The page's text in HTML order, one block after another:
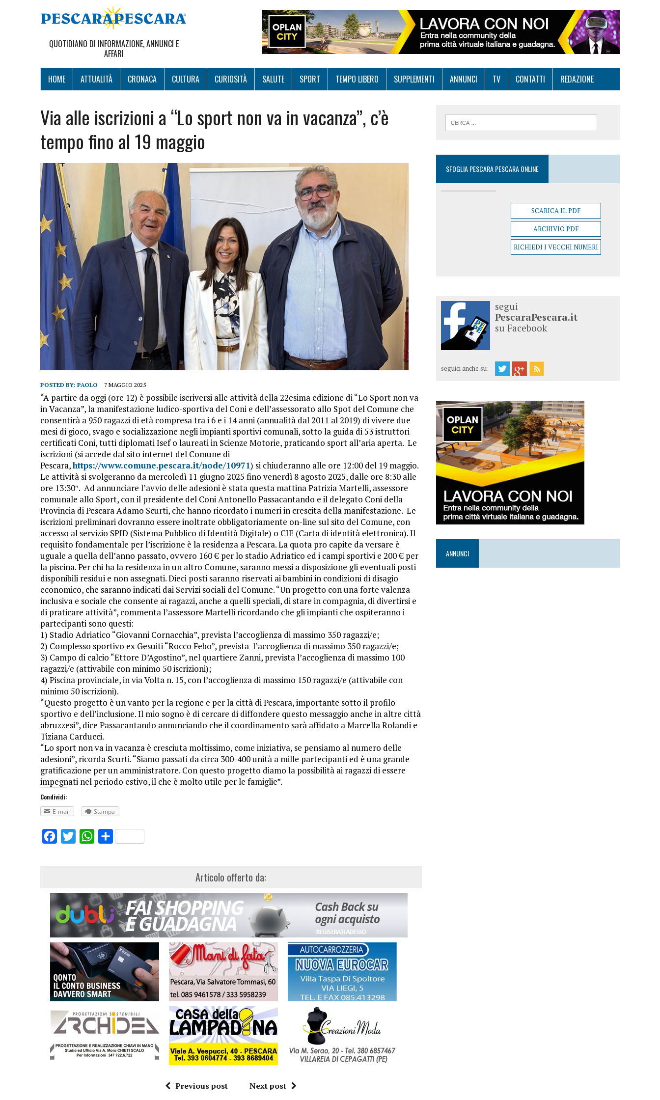
QUOTIDIANO DI INFORMAZIONE, ANNUNCI E
AFFARI
HOME ATTUALITÀ CRONACA CULTURA CURIOSITÀ SALUTE SPORT TEMPO LIBERO SUPPLEMENTI ANNUNCI TV CONTATTI REDAZIONE
Via alle iscrizioni a “Lo sport non va in vacanza”, c’è
tempo fino al 19 maggio
POSTED BY: PAOLO 7 MAGGIO 2025
“A partire da oggi (ore 12) è possibile iscriversi alle attività della 22esima edizione di “Lo Sport non va
in Vacanza”, la manifestazione ludico-sportiva del Coni e dell’assessorato allo Spot del Comune che
consentirà a 950 ragazzi di età compresa tra i 6 e i 14 anni (annualità dal 2011 al 2019) di vivere due
mesi di gioco, svago e socializzazione negli impianti sportivi comunali, sotto la guida di 53 istruttori
certificati Coni, tutti diplomati Isef o laureati in Scienze Motorie, praticando sport all’aria aperta. Le
iscrizioni (si accede dal sito internet del Comune di
Pescara,https://www.comune.pescara.it/node/10971) si chiuderanno alle ore 12:00 del 19 maggio.
Le attività si svolgeranno da mercoledì 11 giugno 2025 fino venerdì 8 agosto 2025, dalle ore 8:30 alle
ore 13:30″. Ad annunciare l’avvio delle adesioni è stata questa mattina Patrizia Martelli, assessore
comunale allo Sport, con il presidente del Coni Antonello Passacantando e il delegato Coni della
Provincia di Pescara Adamo Scurti, che hanno ricordato i numeri in crescita della manifestazione. Le
iscrizioni preliminari dovranno essere inoltrate obbligatoriamente on-line sul sito del Comune, con
accesso al servizio SPID (Sistema Pubblico di Identità Digitale) o CIE (Carta di identità elettronica). Il
requisito fondamentale per l’iscrizione è la residenza a Pescara. La quota pro capite da versare è
uguale a quella dell’anno passato, ovvero 160 € per lo stadio Adriatico ed i campi sportivi e 200 € per
la piscina. Per chi ha la residenza in un altro Comune, saranno messi a disposizione gli eventuali posti
disponibili residui e non assegnati. Dieci posti saranno riservati ai bambini in condizioni di disagio
economico, che saranno indicati dai Servizi sociali del Comune. “Un progetto con una forte valenza
inclusiva e sociale che consente ai ragazzi, anche a quelli speciali, di stare in compagnia, di divertirsi e
di praticare attività”, commenta l’assessore Martelli ricordando che gli impianti che ospiteranno i
partecipanti sono questi:
1) Stadio Adriatico “Giovanni Cornacchia”, prevista l’accoglienza di massimo 350 ragazzi/e;
2) Complesso sportivo ex Gesuiti “Rocco Febo”, prevista l’accoglienza di massimo 350 ragazzi/e;
3) Campo di calcio “Ettore D’Agostino”, nel quartiere Zanni, prevista l’accoglienza di massimo 100
ragazzi/e (attivabile con minimo 50 iscrizioni);
4) Piscina provinciale, in via Volta n. 15, con l’accoglienza di massimo 150 ragazzi/e (attivabile con
minimo 50 iscrizioni).
“Questo progetto è un vanto per la regione e per la città di Pescara, importante sotto il profilo
sportivo e dell’inclusione. Il mio sogno è di cercare di diffondere questo messaggio anche in altre città
abruzzesi”, dice Passacantando annunciando che il coordinamento sarà affidato a Marcella Rolandi e
Tiziana Carducci.
“Lo sport non va in vacanza è cresciuta moltissimo, come iniziativa, se pensiamo al numero delle
adesioni”, ricorda Scurti. “Siamo passati da circa 300-400 unità a mille partecipanti ed è una grande
gratificazione per un amministratore. Con questo progetto diamo la possibilità ai ragazzi di essere
impegnati nel periodo estivo, il che è molto utile per le famiglie”.
Condividi:
E-mail
Stampa
FacebookTwitterWhatsApp
Share
Articolo offerto da:
Previous post Next post
SFOGLIA PESCARA PESCARA ONLINE
SCARICA IL PDF
ARCHIVIO PDF
RICHIEDI I VECCHI NUMERI
segui
PescaraPescara.it
su Facebook
seguici anche su:
ANNUNCI